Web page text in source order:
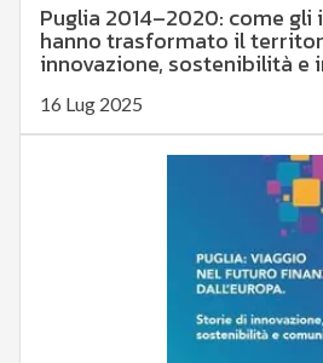
Puglia 2014–2020: come gli
hanno trasformato il
innovazione, sostenibilità e
16 Lug 2025